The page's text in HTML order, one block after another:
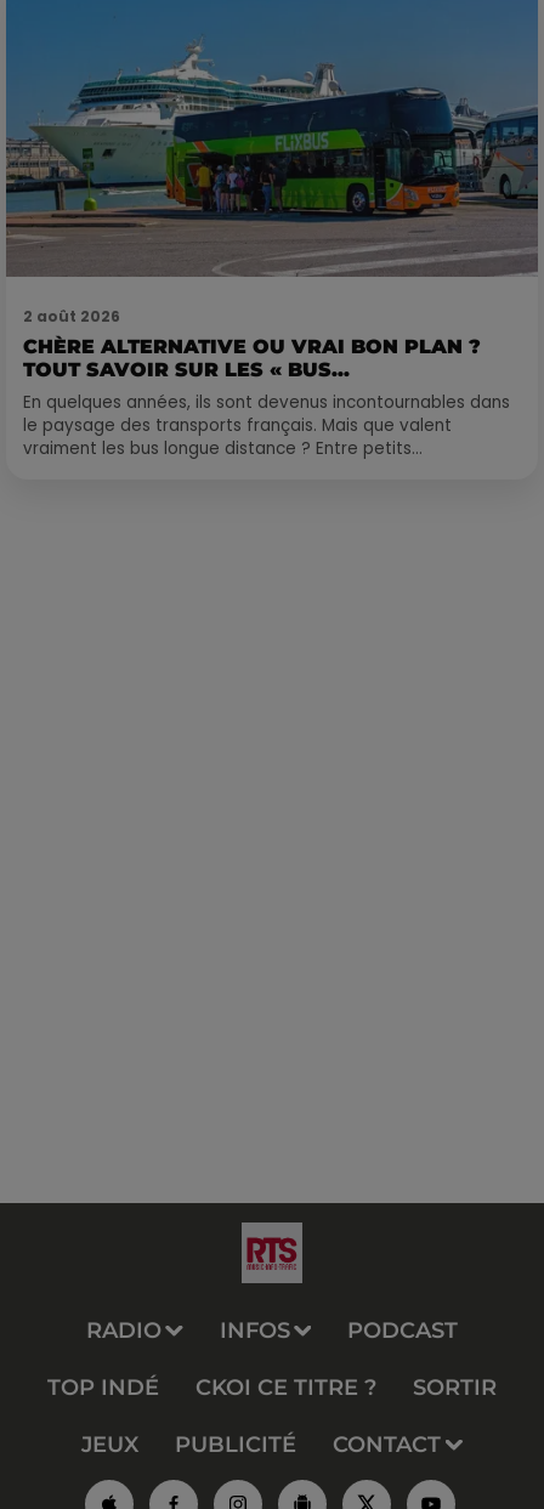
2 août 2026
CHÈRE ALTERNATIVE OU VRAI BON PLAN ?
TOUT SAVOIR SUR LES « BUS...
En quelques années, ils sont devenus incontournables dans
le paysage des transports français. Mais que valent
vraiment les bus longue distance ? Entre petits...
RADIO INFOS PODCAST
TOP INDÉ CKOI CE TITRE ? SORTIR
JEUX PUBLICITÉ CONTACT